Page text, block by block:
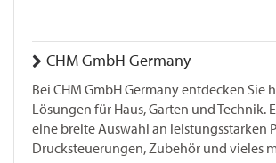
CHM GmbH Germany
Bei CHM GmbH Germany entdecken Sie
Lösungen für Haus, Garten und Technik.
eine breite Auswahl an leistungsstarken
Drucksteuerungen, Zubehör und vieles